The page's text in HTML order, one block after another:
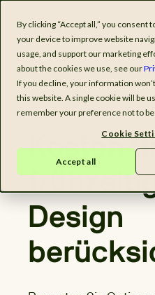
By clicking “Accept all,” you consent
your device to improve website
usage, and support our marketing
about the cookies we use, see our
If you decline, your information
this website. A single cookie will be
remember your preference not to
Cookie
Accept all
Kosten
Design